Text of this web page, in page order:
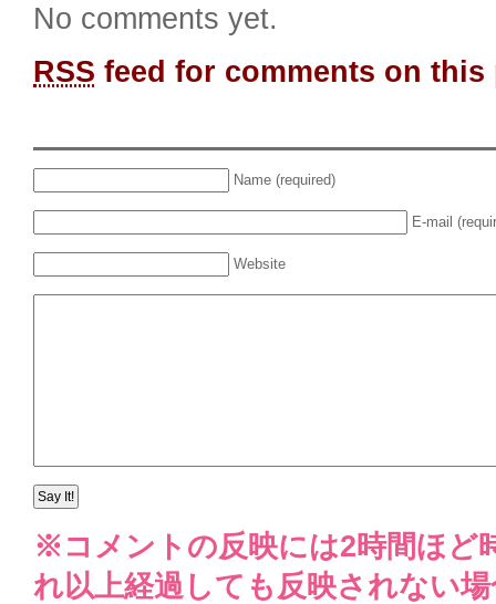
No comments yet.
RSS feed for comments on this
Name (required)
E-mail
Website
※コメントの反映には2時間ほど
れ以上経過しても反映されない